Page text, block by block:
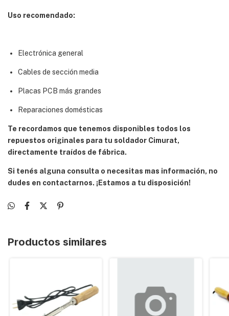
Uso recomendado:
Electrónica general
Cables de sección media
Placas PCB más grandes
Reparaciones domésticas
Te recordamos que tenemos disponibles todos los
repuestos originales para tu soldador Cimurat,
directamente traídos de fábrica.
Si tenés alguna consulta o necesitas mas información, no
dudes en contactarnos. ¡Estamos a tu disposición!
Productos similares